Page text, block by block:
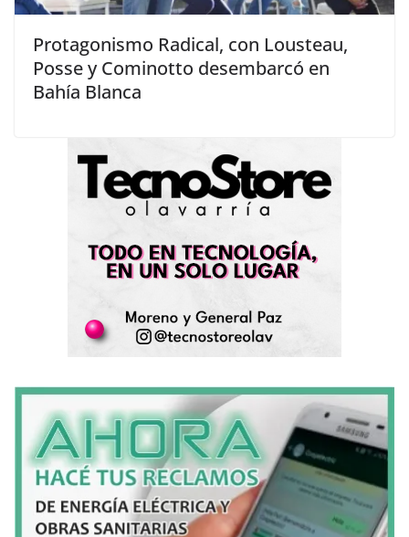
Protagonismo Radical, con Lousteau,
Posse y Cominotto desembarcó en
Bahía Blanca